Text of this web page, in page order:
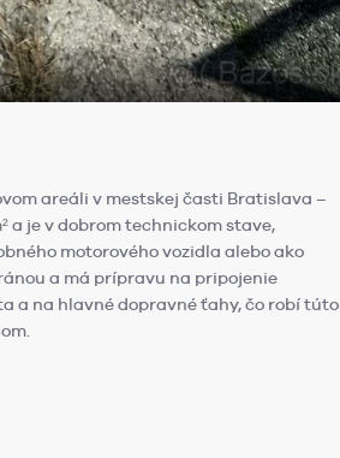
areáli v mestskej časti Bratislava –
a je v dobrom technickom stave,
motorového vozidla alebo ako
a má prípravu na pripojenie
a na hlavné dopravné ťahy, čo robí túto